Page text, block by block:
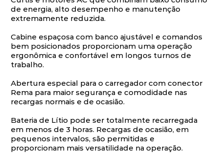
de energia, alto desempenho e manutenção
extremamente reduzida.
Cabine espaçosa com banco ajustável e comandos
bem posicionados proporcionam uma operação
ergonômica e confortável em longos turnos de
trabalho.
Abertura especial para o carregador com conector
Rema para maior segurança e comodidade nas
recargas normais e de ocasião.
Bateria de Lítio pode ser totalmente recarregada
em menos de 3 horas. Recargas de ocasião, em
pequenos intervalos, são permitidas e
proporcionam mais versatilidade na operação.